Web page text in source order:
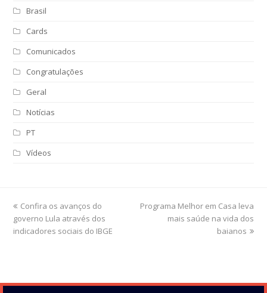
Brasil
Cards
Comunicados
Congratulações
Geral
Notícias
PT
Vídeos
previous
post:
Confira os avanços do
governo Lula através dos
indicadores sociais do IBGE
next
Programa Melhor em Casa leva
mais saúde na vida dos
baianos